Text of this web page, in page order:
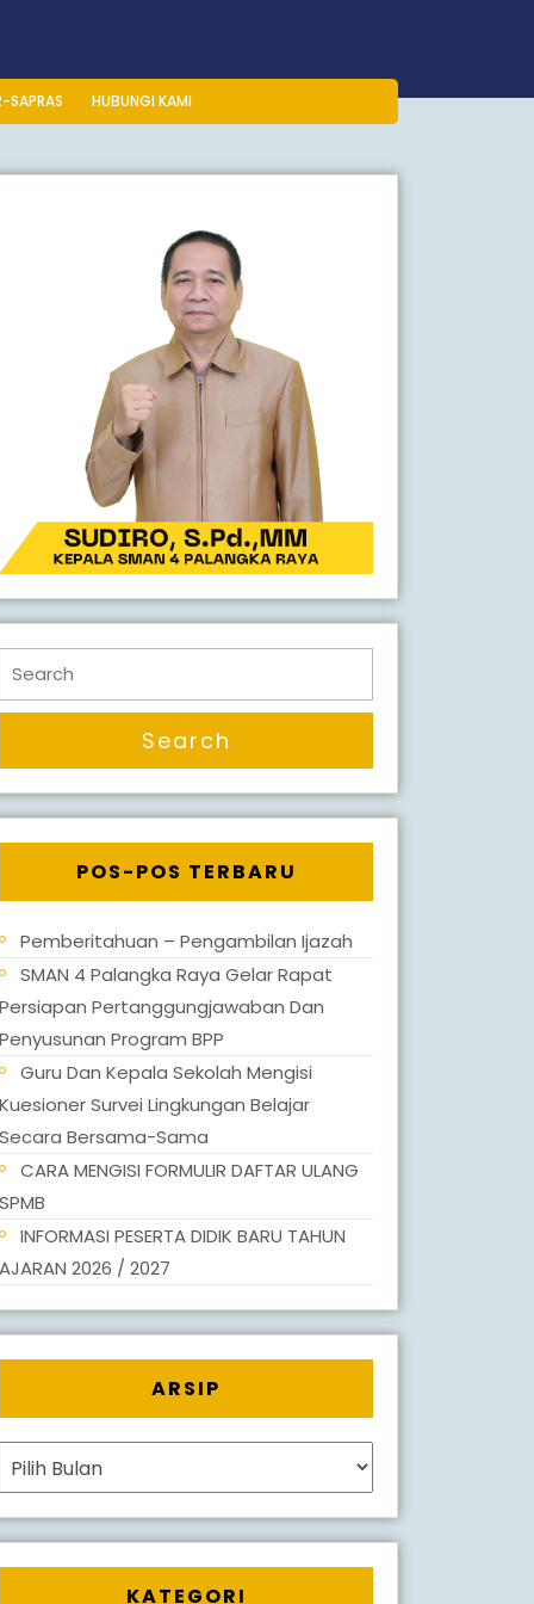
SAPRAS HUBUNGI KAMI
Search
for:
POS-POS TERBARU
Pemberitahuan – Pengambilan Ijazah
SMAN 4 Palangka Raya Gelar Rapat
Persiapan Pertanggungjawaban Dan
Penyusunan Program BPP
Guru Dan Kepala Sekolah Mengisi
Kuesioner Survei Lingkungan Belajar
Secara Bersama-Sama
CARA MENGISI FORMULIR DAFTAR ULANG
SPMB
INFORMASI PESERTA DIDIK BARU TAHUN
AJARAN 2026 / 2027
ARSIP
Arsip
KATEGORI